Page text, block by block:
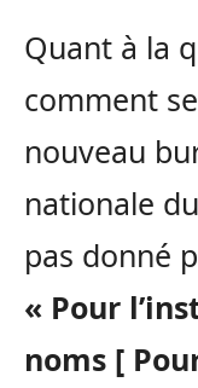
Quant à la
comment
nouveau
nationale
pas donné
« Pour
noms [